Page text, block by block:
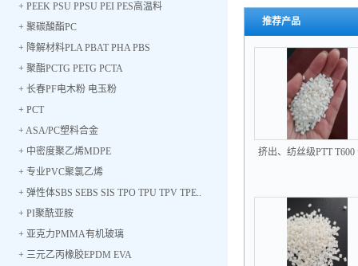
+ PEEK PSU PPSU PEI PES高温料
+ 聚碳酸酯PC
+ 降解材料PLA PBAT PHA PBS
+ 聚酯PCTG PETG PCTA
+ 长春PF电木粉 电玉粉
+ PCT
+ ASA/PC塑料合金
+ 中密度聚乙烯MDPE
+ 专业PVC聚氯乙烯
+ 弹性体SBS SEBS SIS TPO TPU TPV TPE..
+ PI聚酰亚胺
+ 亚克力PMMA有机玻璃
+ 三元乙丙橡胶EPDM EVA
推荐产品
挤出、纺丝级PTT T600